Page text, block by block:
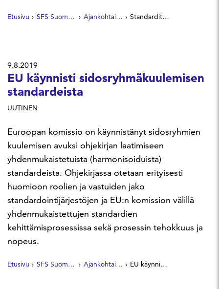
Etusivu SFS Suomen Standardit Ajankohtaista Standardit avainroolissa maailmantaloudessa
9.8.2019
EU käynnisti sidosryhmäkuulemisen
standardeista
UUTINEN
Euroopan komissio on käynnistänyt sidosryhmien
kuulemisen avuksi ohjekirjan laatimiseen
yhdenmukaistetuista (harmonisoiduista)
standardeista. Ohjekirjassa otetaan erityisesti
huomioon roolien ja vastuiden jako
standardointijärjestöjen ja EU:n komission välillä
yhdenmukaistettujen standardien
kehittämisprosessissa sekä prosessin tehokkuus ja
nopeus.
Etusivu SFS Suomen Standardit Ajankohtaista EU käynnisti sidosryhmäkuulemisen standardeista